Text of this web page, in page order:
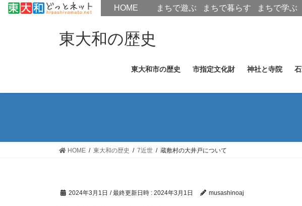
ス
ン
東大和の歴史
東大和市の歴史 市指定文化財 神社と寺院
HOME 東大和の歴史 7近世 蔵敷村の大井戸について
2024年3月1日 / 最終更新日時 : 2024年3月1日 musashinoaj
HOMEHOME まちで遊ぶ まちで暮らす まちで学ぶ